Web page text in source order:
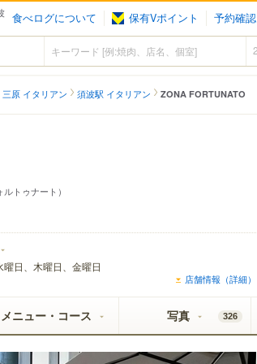
食べログについて 保有Vポイント 予約確認
三原 イタリアン 須波駅 イタリアン ZONA FORTUNATO
トゥナート）
曜日、木曜日、金曜日
店舗情報（詳細）
メニュー・コース 写真 326